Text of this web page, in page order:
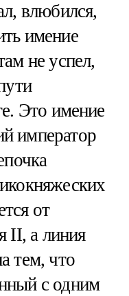
влюбился,
имение
не успел,
Это имение
император
от
II, а линия
тем, что
с одним